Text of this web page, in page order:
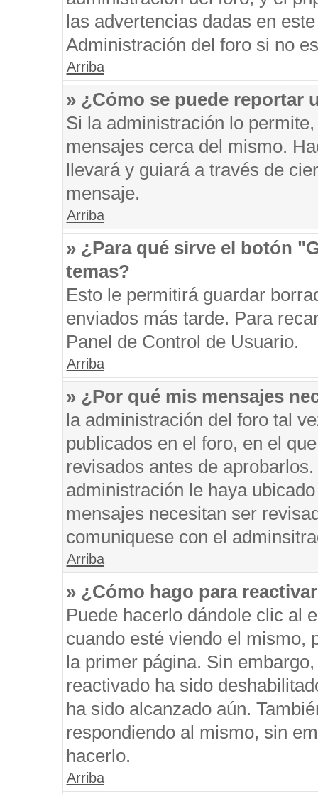
las advertencias dadas en
Administración del foro si no
Arriba
» ¿Cómo se puede reportar
Si la administración lo
mensajes cerca del mismo.
llevará y guiará a través de
mensaje.
Arriba
» ¿Para qué sirve el botón
temas?
Esto le permitirá guardar
enviados más tarde. Para
Panel de Control de Usuario.
Arriba
» ¿Por qué mis mensajes
la administración del foro tal
publicados en el foro, en el
revisados antes de
administración le haya
mensajes necesitan ser
comuniquese con el
Arriba
» ¿Cómo hago para
Puede hacerlo dándole clic al
cuando esté viendo el mismo,
la primer página. Sin
reactivado ha sido
ha sido alcanzado aún.
respondiendo al mismo, sin
hacerlo.
Arriba